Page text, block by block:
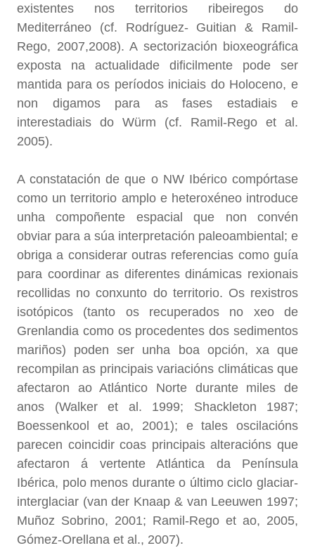
existentes nos territorios ribeiregos do
Mediterráneo (cf. Rodríguez- Guitian & Ramil-
Rego, 2007,2008). A sectorización bioxeográfica
exposta na actualidade dificilmente pode ser
mantida para os períodos iniciais do Holoceno, e
non digamos para as fases estadiais e
interestadiais do Würm (cf. Ramil-Rego et al.
2005).
A constatación de que o NW Ibérico compórtase
como un territorio amplo e heteroxéneo introduce
unha compoñente espacial que non convén
obviar para a súa interpretación paleoambiental; e
obriga a considerar outras referencias como guía
para coordinar as diferentes dinámicas rexionais
recollidas no conxunto do territorio. Os rexistros
isotópicos (tanto os recuperados no xeo de
Grenlandia como os procedentes dos sedimentos
mariños) poden ser unha boa opción, xa que
recompilan as principais variacións climáticas que
afectaron ao Atlántico Norte durante miles de
anos (Walker et al. 1999; Shackleton 1987;
Boessenkool et ao, 2001); e tales oscilacións
parecen coincidir coas principais alteracións que
afectaron á vertente Atlántica da Península
Ibérica, polo menos durante o último ciclo glaciar-
interglaciar (van der Knaap & van Leeuwen 1997;
Muñoz Sobrino, 2001; Ramil-Rego et ao, 2005,
Gómez-Orellana et al., 2007).